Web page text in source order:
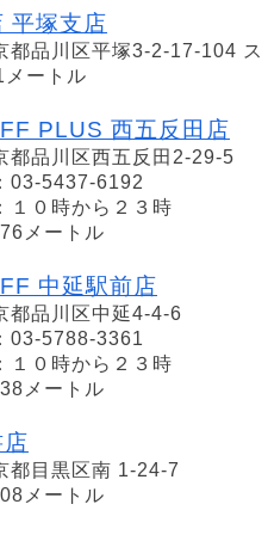
平塚支店
都品川区平塚3-2-17-104 ス
メートル
PLUS 西五反田店
都品川区西五反田2-29-5
03-5437-6192
１０時から２３時
メートル
中延駅前店
都品川区中延4-4-6
03-5788-3361
１０時から２３時
メートル
都目黒区南 1-24-7
メートル